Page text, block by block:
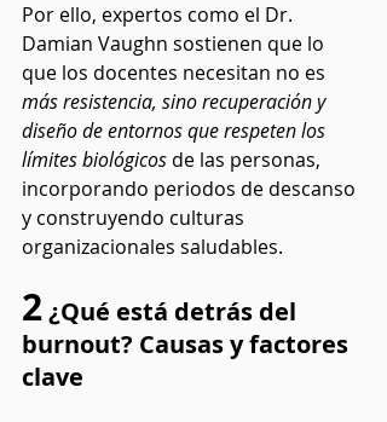
Por ello, expertos como el Dr.
Damian Vaughn sostienen que lo
que los docentes necesitan no es
más resistencia, sino recuperación y
diseño de entornos que respeten los
límites biológicos de las personas,
incorporando periodos de descanso
y construyendo culturas
organizacionales saludables.
2 ¿Qué está detrás del
burnout? Causas y factores
clave